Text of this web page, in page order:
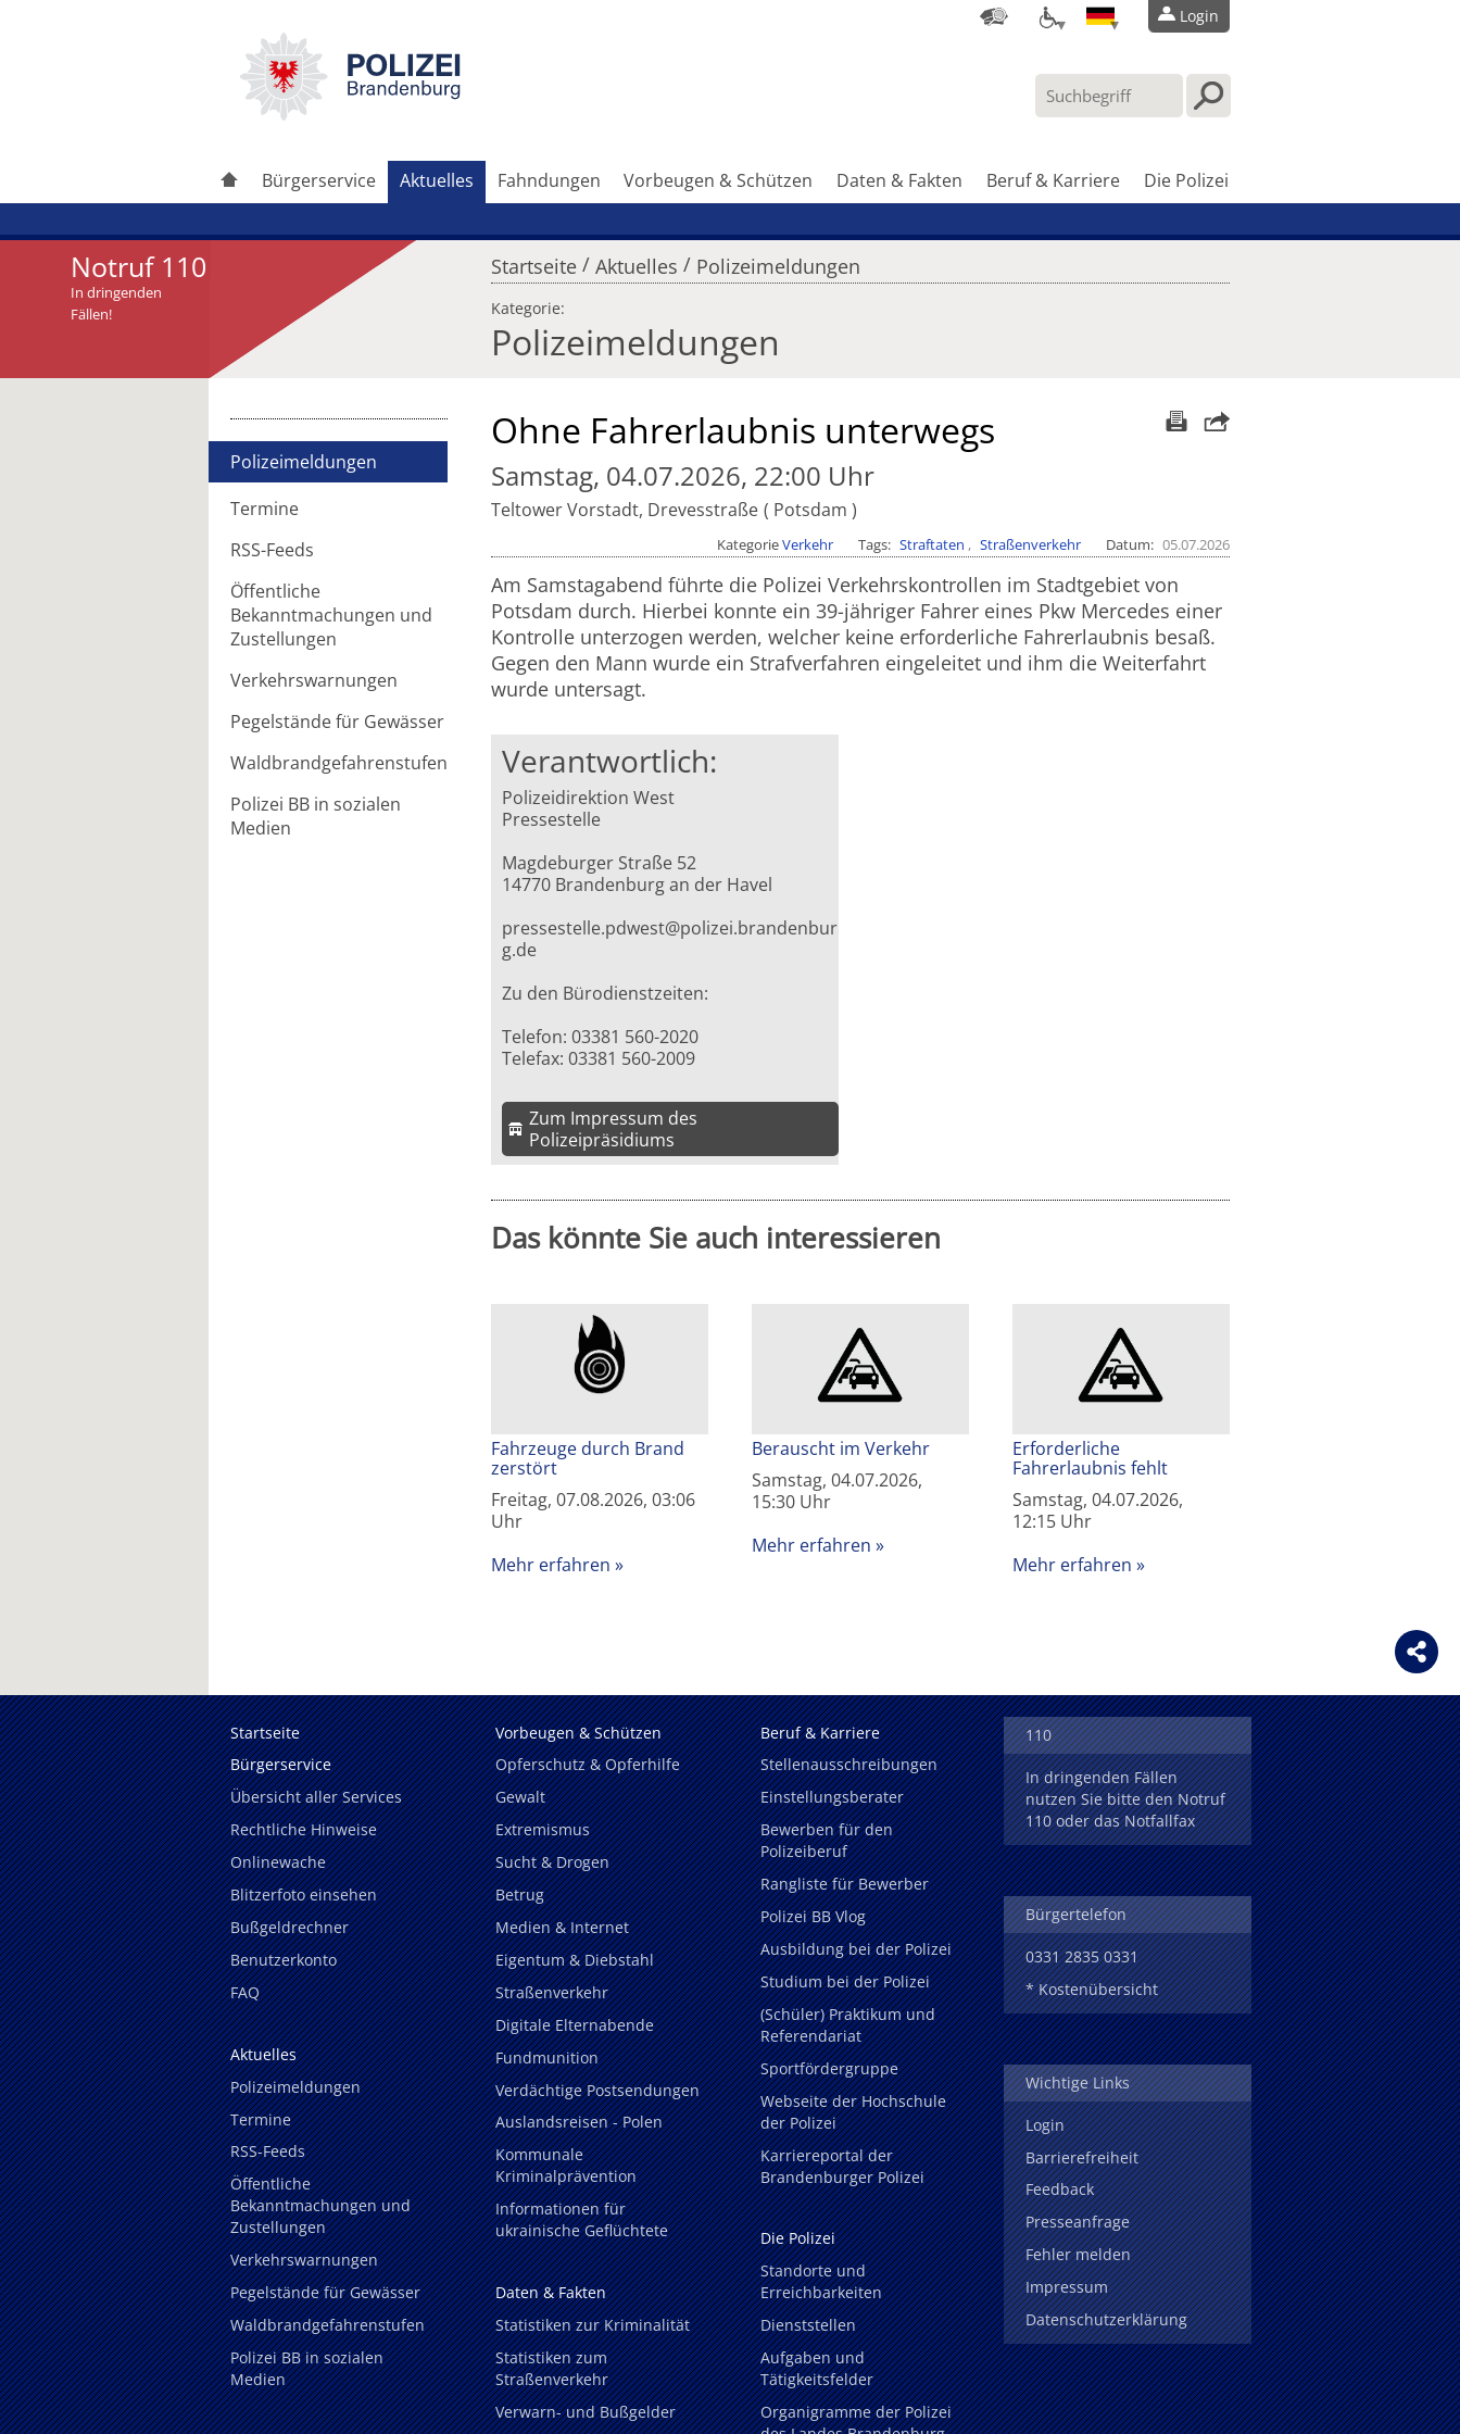
Login
Bürgerservice Aktuelles Fahndungen Vorbeugen & Schützen Daten & Fakten Beruf & Karriere Die Polizei
Notruf 110
In dringenden
Fällen!
Startseite / Aktuelles / Polizeimeldungen
Kategorie:
Polizeimeldungen
Polizeimeldungen
Termine
RSS-Feeds
Öffentliche
Bekanntmachungen und
Zustellungen
Verkehrswarnungen
Pegelstände für Gewässer
Waldbrandgefahrenstufen
Polizei BB in sozialen
Medien
Artikel weiterleiten Ohne Fahrerlaubnis unterwegs
Samstag, 04.07.2026, 22:00 Uhr
Teltower Vorstadt, Drevesstraße Potsdam
KategorieVerkehr Tags Straftaten Straßenverkehr Datum 05.07.2026
Am Samstagabend führte die Polizei Verkehrskontrollen im Stadtgebiet von
Potsdam durch. Hierbei konnte ein 39-jähriger Fahrer eines Pkw Mercedes einer
Kontrolle unterzogen werden, welcher keine erforderliche Fahrerlaubnis besaß.
Gegen den Mann wurde ein Strafverfahren eingeleitet und ihm die Weiterfahrt
wurde untersagt.
Verantwortlich:
Polizeidirektion West
Pressestelle
Magdeburger Straße 52
14770 Brandenburg an der Havel
pressestelle.pdwest@polizei.brandenbur
g.de
Zu den Bürodienstzeiten:
Telefon: 03381 560-2020
Telefax: 03381 560-2009
Zum Impressum des
Polizeipräsidiums
Das könnte Sie auch interessieren
Fahrzeuge durch Brand
zerstört
Freitag, 07.08.2026, 03:06
Uhr
Mehr erfahren
Berauscht im Verkehr
Samstag, 04.07.2026,
15:30 Uhr
Mehr erfahren
Erforderliche
Fahrerlaubnis fehlt
Samstag, 04.07.2026,
12:15 Uhr
Mehr erfahren
Startseite
Bürgerservice
Übersicht aller Services
Rechtliche Hinweise
Onlinewache
Blitzerfoto einsehen
Bußgeldrechner
Benutzerkonto
FAQ
Aktuelles
Polizeimeldungen
Termine
RSS-Feeds
Öffentliche
Bekanntmachungen und
Zustellungen
Verkehrswarnungen
Pegelstände für Gewässer
Waldbrandgefahrenstufen
Polizei BB in sozialen
Medien
Vorbeugen & Schützen
Opferschutz & Opferhilfe
Gewalt
Extremismus
Sucht & Drogen
Betrug
Medien & Internet
Eigentum & Diebstahl
Straßenverkehr
Digitale Elternabende
Fundmunition
Verdächtige Postsendungen
Auslandsreisen - Polen
Kommunale
Kriminalprävention
Informationen für
ukrainische Geflüchtete
Daten & Fakten
Statistiken zur Kriminalität
Statistiken zum
Straßenverkehr
Verwarn- und Bußgelder
Beruf & Karriere
Stellenausschreibungen
Einstellungsberater
Bewerben für den
Polizeiberuf
Rangliste für Bewerber
Polizei BB Vlog
Ausbildung bei der Polizei
Studium bei der Polizei
(Schüler) Praktikum und
Referendariat
Sportfördergruppe
Webseite der Hochschule
der Polizei
Karriereportal der
Brandenburger Polizei
Die Polizei
Standorte und
Erreichbarkeiten
Dienststellen
Aufgaben und
Tätigkeitsfelder
Organigramme der Polizei
110
In dringenden Fällen
nutzen Sie bitte den Notruf
110 oder das Notfallfax
Bürgertelefon
0331 2835 0331
* Kostenübersicht
Wichtige Links
Login
Barrierefreiheit
Feedback
Presseanfrage
Fehler melden
Impressum
Datenschutzerklärung